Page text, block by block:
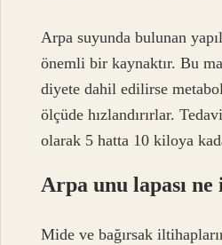
Arpa suyunda bulunan
önemli bir kaynaktır. Bu
diyete dahil edilirse
ölçüde hızlandırırlar.
olarak 5 hatta 10 kiloya
Arpa unu lapası ne
Mide ve bağırsak